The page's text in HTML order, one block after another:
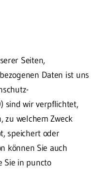
Seiten,
Daten ist uns
sind wir verpflichtet,
zu welchem Zweck
speichert oder
können Sie auch
Sie in puncto